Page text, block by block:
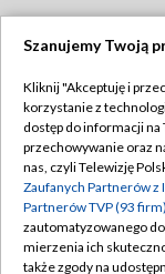
Abonament TVP
Emisja w TVP
Centrum
Naziemna
Szanujemy Twoją
Kliknij "Akceptuję i
korzystanie z
dostęp do informacji
przechowywanie oraz
nas, czyli Telewizję
Zaufanych Partnerów z
Partnerów TVP (93 firm)
zautomatyzowanego
mierzenia ich
także zgody na